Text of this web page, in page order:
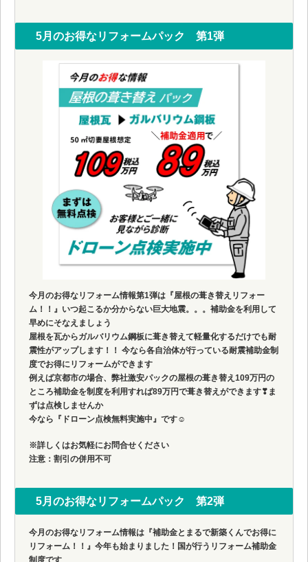
5月のお得なリフォームパック 第1弾
今月のお得なリフォーム情報第1弾は『屋根の葺き替えリフォー
ム！！』いつ起こるか分からない巨大地震。。。補助金を利用して
早めにそなえましょう
屋根を瓦からガルバリウム鋼板に葺き替えて軽量化するだけでも耐
震性がアップします！！ 今なら各自治体が行っている耐震補助金制
度でお得にリフォームができます
例えば京都市の場合、弊社激安パックの屋根の葺き替え109万円の
ところ補助金を制度を利用すれば89万円で葺き替えができます❣ま
ずは点検しませんか
今なら『ドローン点検無料実施中』です☺
※詳しくはお気軽にお問合せください
注意：割引の併用不可
5月のお得なリフォームパック 第2弾
今月のお得なリフォーム情報は『補助金とまるで新築くんでお得に
リフォーム！！』今年も始まりました！国が行うリフォーム補助金
制度です